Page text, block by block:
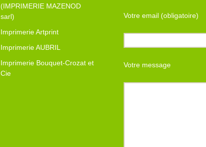
(IMPRIMERIE MAZENOD
sarl)
Imprimerie Artprint
Imprimerie AUBRIL
Imprimerie Bouquet-Crozat et
Cie
Votre email (obligatoire)
Votre message